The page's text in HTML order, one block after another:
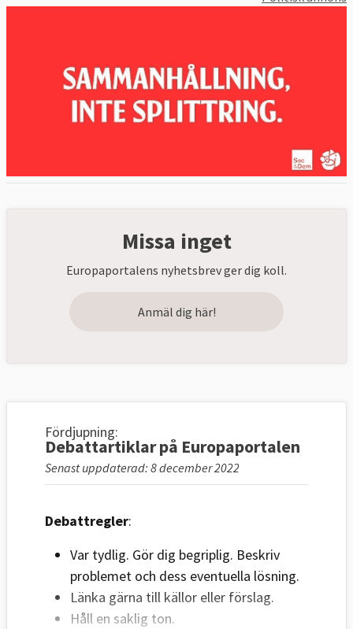
Missa inget
Europaportalens nyhetsbrev ger dig koll.
Anmäl dig här!
Fördjupning:
Debattartiklar på Europaportalen
Senast uppdaterad: 8 december 2022
Debattregler:
Var tydlig. Gör dig begriplig. Beskriv
problemet och dess eventuella lösning.
Länka gärna till källor eller förslag.
Håll en saklig ton.